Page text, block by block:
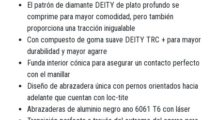
El patrón de diamante DEITY de plato profundo se
comprime para mayor comodidad, pero también
proporciona una tracción inigualable
Con compuesto de goma suave DEITY TRC + para mayor
durabilidad y mayor agarre
Funda interior cónica para asegurar un contacto perfecto
con el manillar
Diseño de abrazadera única con pernos orientados hacia
adelante que cuentan con loc-tite
Abrazaderas de aluminio negro ano 6061 T6 con láser